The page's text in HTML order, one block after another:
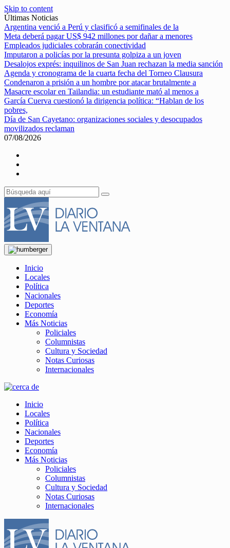
Skip to content
Últimas Noticias
Argentina venció a Perú y clasificó a semifinales de la
Meta deberá pagar US$ 942 millones por dañar a menores
Empleados judiciales cobrarán conectividad
Imputaron a policías por la presunta golpiza a un joven
Desalojos exprés: inquilinos de San Juan rechazan la media sanción
Agenda y cronograma de la cuarta fecha del Torneo Clausura
Condenaron a prisión a un hombre por atacar brutalmente a
Masacre escolar en Tailandia: un estudiante mató al menos a
García Cuerva cuestionó la dirigencia política: “Hablan de los
pobres,
Día de San Cayetano: organizaciones sociales y desocupados
movilizados reclaman
07/08/2026
Inicio
Locales
Política
Nacionales
Deportes
Economía
Más Noticias
Policiales
Columnistas
Cultura y Sociedad
Notas Curiosas
Internacionales
Inicio
Locales
Política
Nacionales
Deportes
Economía
Más Noticias
Policiales
Columnistas
Cultura y Sociedad
Notas Curiosas
Internacionales